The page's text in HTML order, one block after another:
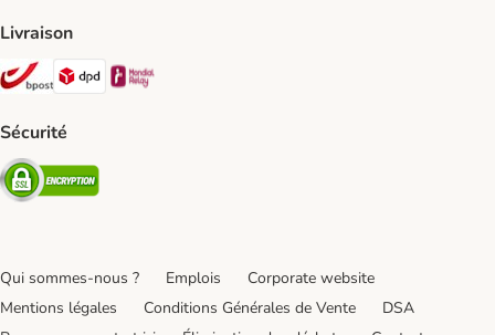
Livraison
Bpost Shipping Method
DPD Shipping Method
Sécurité
Security
Qui sommes-nous ? Emplois
Corporate website
Mentions légales
Conditions Générales de Vente
DSA